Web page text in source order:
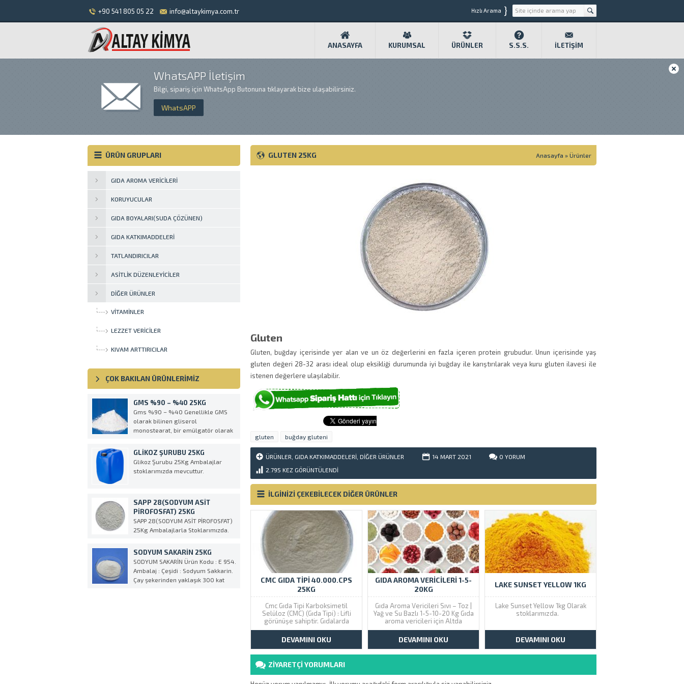
+90 541 805 05 22 info@altaykimya.com.tr Hızlı Arama }
ANASAYFA KURUMSAL ÜRÜNLER S.S.S. İLETIŞIM
WhatsAPP İletişim
Bilgi, sipariş için WhatsApp Butonuna tıklayarak bize ulaşabilirsiniz.
WhatsAPP
GLUTEN 25KG Anasayfa » Ürünler
Gluten
Gluten, buğday içerisinde yer alan ve un öz değerlerini en fazla içeren protein grubudur. Unun içerisinde yaş
gluten değeri 28-32 arası ideal olup eksikliği durumunda iyi buğday ile karıştırılarak veya kuru gluten ilavesi ile
istenen değerlere ulaşılabilir.
gluten buğday gluteni
ÜRÜNLER GIDA KATKIMADDELERI DIĞER ÜRÜNLER 14 MART 2021 0 YORUM
2.795 KEZ GÖRÜNTÜLENDI
İLGİNİZİ ÇEKEBİLECEK DİĞER ÜRÜNLER
CMC GIDA TIPI 40.000.CPS
25KG
Cmc Gıda Tipi Karboksimetil
Selüloz (CMC) (Gıda Tipi) : Lifli
görünüşe sahiptir. Gıdalarda
kullanım amacı kıvamı arttırmaktır.
DEVAMINI OKU
GIDA AROMA VERICILERI 1-5-
20KG
Gıda Aroma Vericileri Sıvı – Toz |
Yağ ve Su Bazlı 1-5-10-20 Kg Gıda
aroma vericileri için Altda
bulunan whatsapp iletişim
butonuyla bize ulaşabilir
taleplerinizi iletebilirsiniz.
DEVAMINI OKU
LAKE SUNSET YELLOW 1KG
Lake Sunset Yellow 1kg Olarak
stoklarımızda.
DEVAMINI OKU
ZİYARETÇİ YORUMLARI
ÜRÜN GRUPLARI
GIDA AROMA VERICILERI
KORUYUCULAR
GIDA BOYALARI(SUDA ÇÖZÜNEN)
GIDA KATKIMADDELERI
TATLANDIRICILAR
ASITLIK DÜZENLEYICILER
DIĞER ÜRÜNLER
VITAMINLER
LEZZET VERICILER
KIVAM ARTTIRICILAR
ÇOK BAKILAN ÜRÜNLERİMİZ
GMS %90 – %40 25KG
Gms %90 – %40 Genellikle GMS
olarak bilinen gliserol
monostearat, bir emülgatör olarak
GMS, higroskopik, beyaz, kokusuz
ve tatlı tatma pul pulsu bir tozdur.
Stearik asidin gliserol esteridir.
GLIKOZ ŞURUBU 25KG
Glikoz Şurubu 25Kg Ambalajlar
stoklarımızda mevcuttur.
SAPP 28(SODYUM ASİT
PİROFOSFAT) 25KG
SAPP 28(SODYUM ASİT PİROFOSFAT)
25Kg Ambalajlarla Stoklarımızda.
SODYUM SAKARİN 25KG
SODYUM SAKARİN Ürün Kodu : E 954.
Ambalaj : Çeşidi : Sodyum Sakkarin.
Çay şekerinden yaklaşık 300 kat